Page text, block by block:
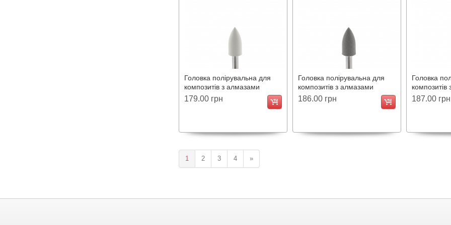
Головка полірувальна для
композитів з алмазами
RCO.107R.F
179.00 грн
Головка полірувальна для
композитів з алмазами
RCO.107R.M
186.00 грн
Головка
RCO.196R.F
187.00 грн
1 2 3 4 »